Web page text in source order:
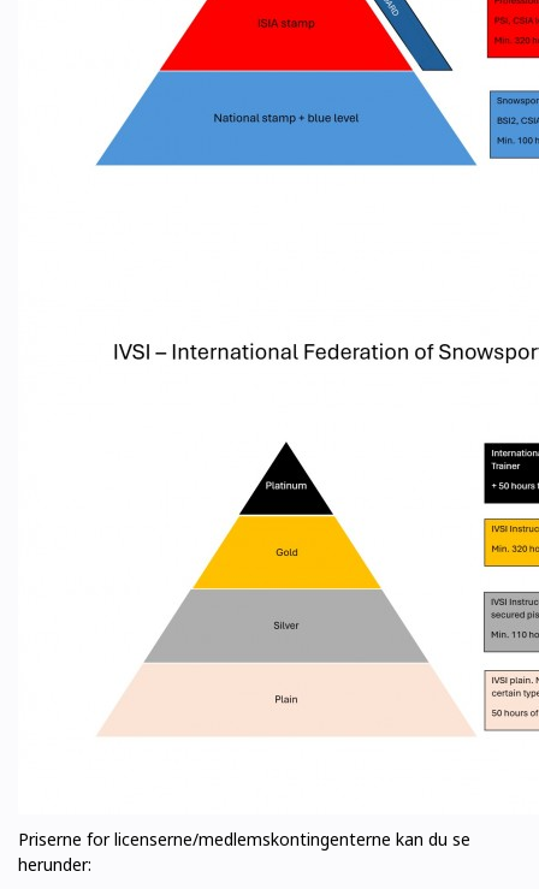
Priserne for licenserne/medlemskontingenterne kan du se
herunder: